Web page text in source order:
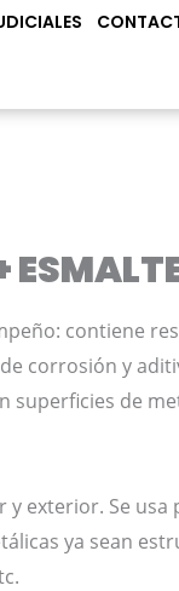
contiene
corrosión y
superficies de
y exterior. Se usa
ya sean